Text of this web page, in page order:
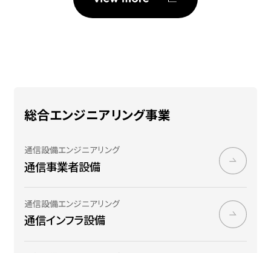
総合エンジニアリング事業
通信設備エンジニアリング
通信事業者​設備
通信設備エンジニアリング
通信インフラ設備